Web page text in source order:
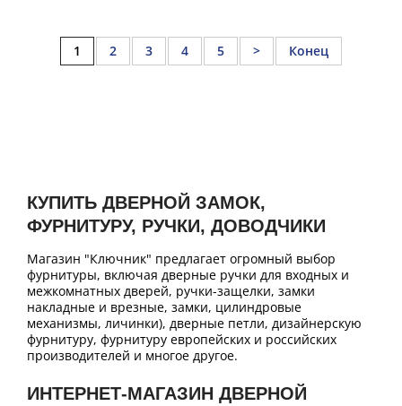
1 2 3 4 5 > Конец
КУПИТЬ ДВЕРНОЙ ЗАМОК,
ФУРНИТУРУ, РУЧКИ, ДОВОДЧИКИ
Магазин "Ключник" предлагает огромный выбор
фурнитуры, включая дверные ручки для входных и
межкомнатных дверей, ручки-защелки, замки
накладные и врезные, замки, цилиндровые
механизмы, личинки), дверные петли, дизайнерскую
фурнитуру, фурнитуру европейских и российских
производителей и многое другое.
ИНТЕРНЕТ-МАГАЗИН ДВЕРНОЙ